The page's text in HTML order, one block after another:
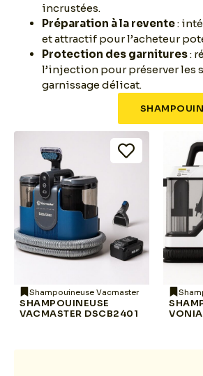
incrustées.
Préparation à la revente:
et attractif pour l’acheteur
Protection des garnitures:
l’injection pour préserver les
garnissage délicat.
Shampouineuse Vacmaster
SHAMPOUINEUSE
VACMASTER DSCB2401